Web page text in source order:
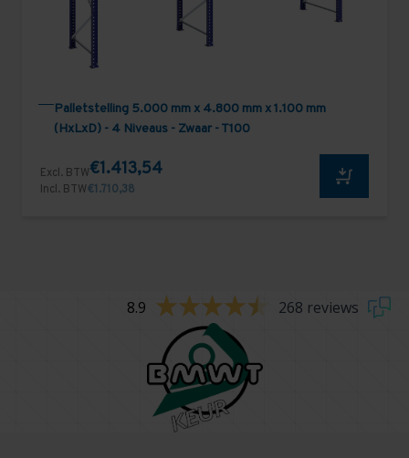
Palletstelling 5.000 mm x 4.800 mm x 1.100 mm
(HxLxD) - 4 Niveaus - Zwaar - T100
Excl. BTW€1.413,54
Incl. BTW€1.710,38
8.9 268 reviews